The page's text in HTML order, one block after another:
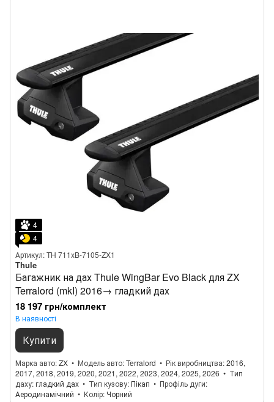
4
4
Артикул: TH 711xB-7105-ZX1
Thule
Багажник на дах Thule WingBar Evo Black для ZX
Terralord (mkI) 2016→ гладкий дах
18 197 грн/комплект
В наявності
Купити
Марка авто ZX Модель авто Terralord Рік виробництва 2016,
2017, 2018, 2019, 2020, 2021, 2022, 2023, 2024, 2025, 2026
Тип
даху гладкий дах Тип кузову Пікап
Профіль дуги
Аеродинамічний
Колір Чорний